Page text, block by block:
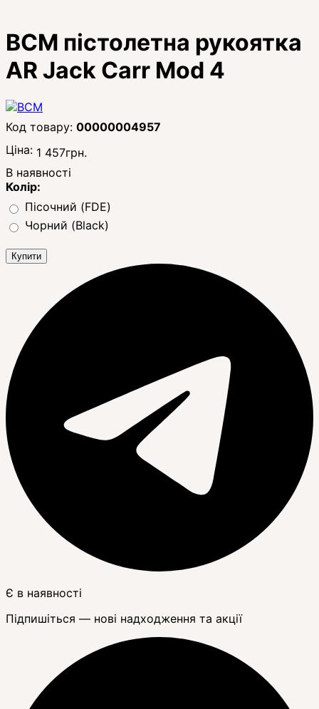
BCM пістолетна рукоятка
AR Jack Carr Mod 4
00000004957
Ціна: 1 457грн.
В наявності
Колір:
Пісочний (FDE)
Чорний (Black)
Купити
Є в наявності
Підпишіться — нові надходження та акції